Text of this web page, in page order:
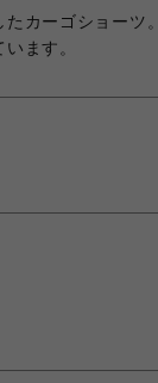
カーゴショーツ
ます。